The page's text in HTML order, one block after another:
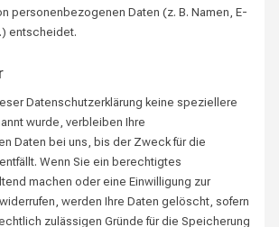
personenbezogenen Daten (z. B. Namen, E-
entscheidet.
Datenschutzerklärung keine speziellere
wurde, verbleiben Ihre
Daten bei uns, bis der Zweck für die
Wenn Sie ein berechtigtes
machen oder eine Einwilligung zur
werden Ihre Daten gelöscht, sofern
zulässigen Gründe für die Speicherung